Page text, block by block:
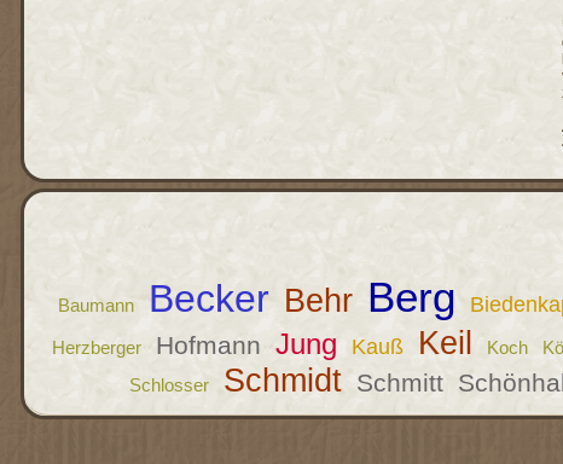
Baumann Becker Behr Berg
Herzberger Hofmann Jung Kauß Keil Koch
Schlosser Schmidt Schmitt